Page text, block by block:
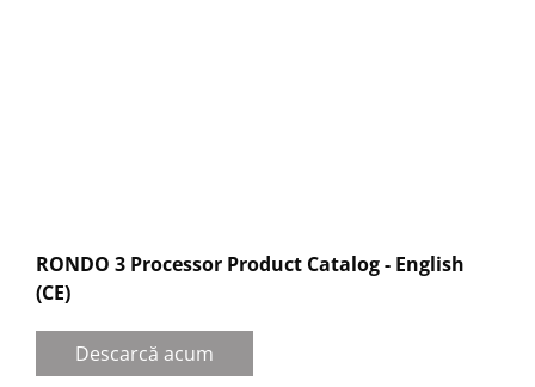
RONDO 3 Processor Product Catalog - English
(CE)
Descarcă acum